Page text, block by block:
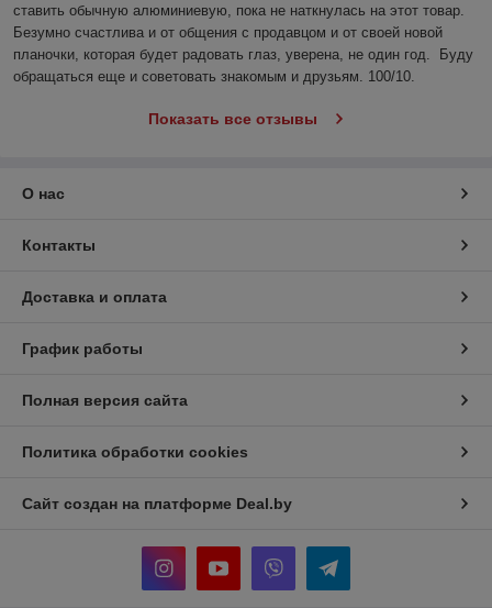
ставить обычную алюминиевую, пока не наткнулась на этот товар.
Безумно счастлива и от общения с продавцом и от своей новой
планочки, которая будет радовать глаз, уверена, не один год.  Буду
обращаться еще и советовать знакомым и друзьям. 100/10.
Показать все отзывы
О нас
Контакты
Доставка и оплата
График работы
Полная версия сайта
Политика обработки cookies
Сайт создан на платформе Deal.by